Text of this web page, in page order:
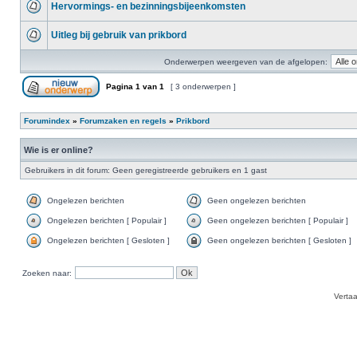
Hervormings- en bezinningsbijeenkomsten
Uitleg bij gebruik van prikbord
Onderwerpen weergeven van de afgelopen:
Pagina 1 van 1 [ 3 onderwerpen ]
Forumindex » Forumzaken en regels » Prikbord
Wie is er online?
Gebruikers in dit forum: Geen geregistreerde gebruikers en 1 gast
Ongelezen berichten Geen ongelezen berichten
Ongelezen berichten [ Populair ] Geen ongelezen berichten [ Populair ]
Ongelezen berichten [ Gesloten ] Geen ongelezen berichten [ Gesloten ]
Zoeken naar: